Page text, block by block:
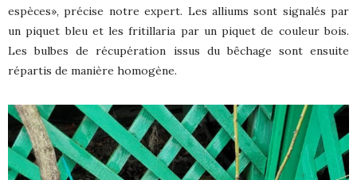
espèces», précise notre expert. Les alliums sont signalés par
un piquet bleu et les fritillaria par un piquet de couleur bois.
Les bulbes de récupération issus du bêchage sont ensuite
répartis de manière homogène.